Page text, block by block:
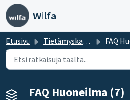
Siirry pääsisältöön
Wilfa
Etusivu Tietämyskanta FAQ
FAQ Huoneilma (7)